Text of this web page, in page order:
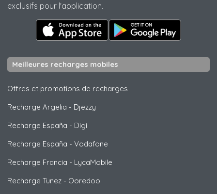
exclusifs pour l'application.
Meilleures recharges mobiles
Offres et promotions de recharges
Recharge Argelia - Djezzy
Recharge España - Digi
Recharge España - Vodafone
Recharge Francia - LycaMobile
Recharge Tunez - Ooredoo